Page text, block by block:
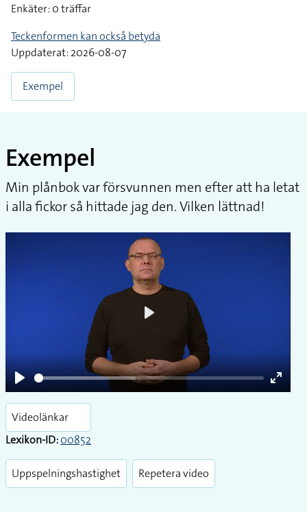
Enkäter: 0 träffar
Teckenformen kan också betyda
Uppdaterat: 2026-08-07
Exempel
Exempel
Min plånbok var försvunnen men efter att ha letat
i alla fickor så hittade jag den. Vilken lättnad!
Play
Enter
Videolänkar
Lexikon-ID:00852
Uppspelningshastighet Repetera video